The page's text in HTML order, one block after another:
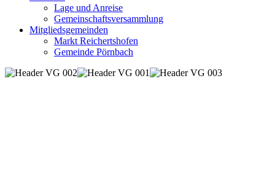
Lage und Anreise
Gemeinschaftsversammlung
Mitgliedsgemeinden
Markt Reichertshofen
Gemeinde Pörnbach